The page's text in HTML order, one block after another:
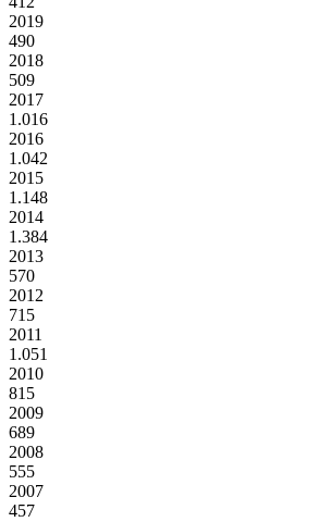
2019
490
2018
509
2017
1.016
2016
1.042
2015
1.148
2014
1.384
2013
570
2012
715
2011
1.051
2010
815
2009
689
2008
555
2007
457